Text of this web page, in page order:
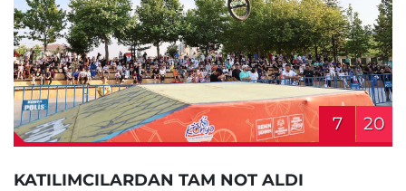
7 20
KATILIMCILARDAN TAM NOT ALDI